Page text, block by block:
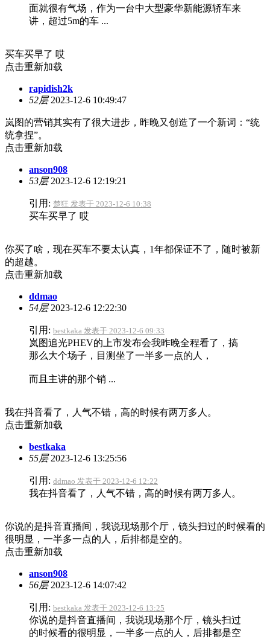
面就很有气场，作为一台中大型豪华新能源轿车来
讲，超过5m的车 ...
买车买早了 哎
点击重新加载
rapidish2k
52层2023-12-6 10:49:47
岚图的营销其实有了很大进步，昨晚又创造了一个新词：“统
统拿捏”。
点击重新加载
anson908
53层2023-12-6 12:19:21
引用: 楚狂 发表于 2023-12-6 10:38
买车买早了 哎
你买了啥，现在买车不要太认真，1年都保证不了，随时被新
的超越。
点击重新加载
ddmao
54层2023-12-6 12:22:30
引用: bestkaka 发表于 2023-12-6 09:33
岚图追光PHEV的上市发布会我昨晚全程看了，搞
那么大个场子，目测坐了一半多一点的人，
而且主讲的那个销 ...
我在抖音看了，人气不错，高的时候有两万多人。
点击重新加载
bestkaka
55层2023-12-6 13:25:56
引用: ddmao 发表于 2023-12-6 12:22
我在抖音看了，人气不错，高的时候有两万多人。
你说的是抖音直播间，我说现场那个厅，镜头扫过的时候看的
很明显，一半多一点的人，后排都是空的。
点击重新加载
anson908
56层2023-12-6 14:07:42
引用: bestkaka 发表于 2023-12-6 13:25
你说的是抖音直播间，我说现场那个厅，镜头扫过
的时候看的很明显，一半多一点的人，后排都是空